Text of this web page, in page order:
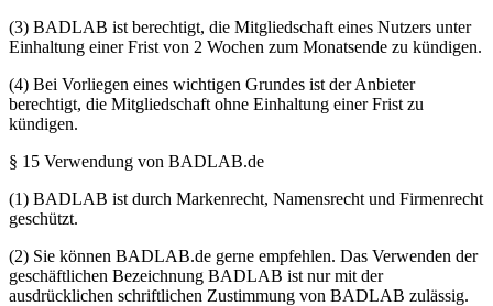
(3) BADLAB ist berechtigt, die Mitgliedschaft eines Nutzers unter
Einhaltung einer Frist von 2 Wochen zum Monatsende zu kündigen.
(4) Bei Vorliegen eines wichtigen Grundes ist der Anbieter
berechtigt, die Mitgliedschaft ohne Einhaltung einer Frist zu
kündigen.
§ 15 Verwendung von BADLAB.de
(1) BADLAB ist durch Markenrecht, Namensrecht und Firmenrecht
geschützt.
(2) Sie können BADLAB.de gerne empfehlen. Das Verwenden der
geschäftlichen Bezeichnung BADLAB ist nur mit der
ausdrücklichen schriftlichen Zustimmung von BADLAB zulässig.